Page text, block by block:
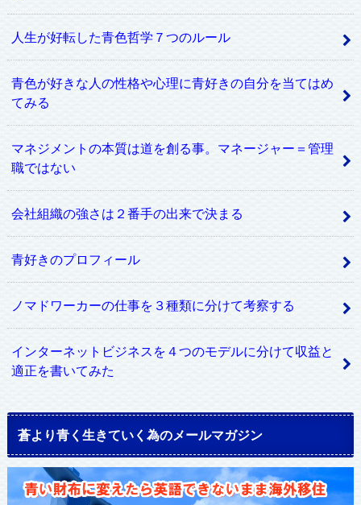
人生が好転した青色哲学７つのルール
青色が好きな人の性格や心理に青好きの自分を当てはめ
てみる
マネジメントの本質は道を創る事。マネージャー＝管理
職ではない
会社組織の強さは２番手の出来で決まる
青好きのプロフィール
ノマドワーカーの仕事を３種類に分けて考察する
インターネットビジネスを４つのモデルに分けて収益と
適正を書いてみた
蒼より青く生きていく為のメールマガジン